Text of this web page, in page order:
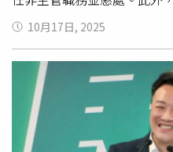
別連滾帶爬。
該名員工沒有被盜帳號，卻
有涉及誣告罪的可能。花蓮
鎮嚴重災情，全台各地民眾
啦啦隊成員李多慧也前往
網友讚賞。然而，一名陳姓
性騷擾字眼，事後被挖出身
向中油抗議。（圖／翻攝
10月17日, 2025